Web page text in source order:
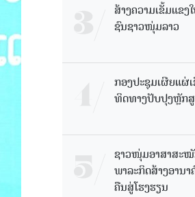
ສ້າງຄວາມເຂັ້ມແຂ
ຊົນຊາວໜຸ່ມລາວ
ກອງປະຊຸມເຜີຍແຜ່
ທິດທາງປັບປຸງຫຼັກ
ຊາວໜຸ່ມອາສາສະ
ພາລະກິດສ້າງອານ
ຄືນສູ່ໂຮງຮຽນ